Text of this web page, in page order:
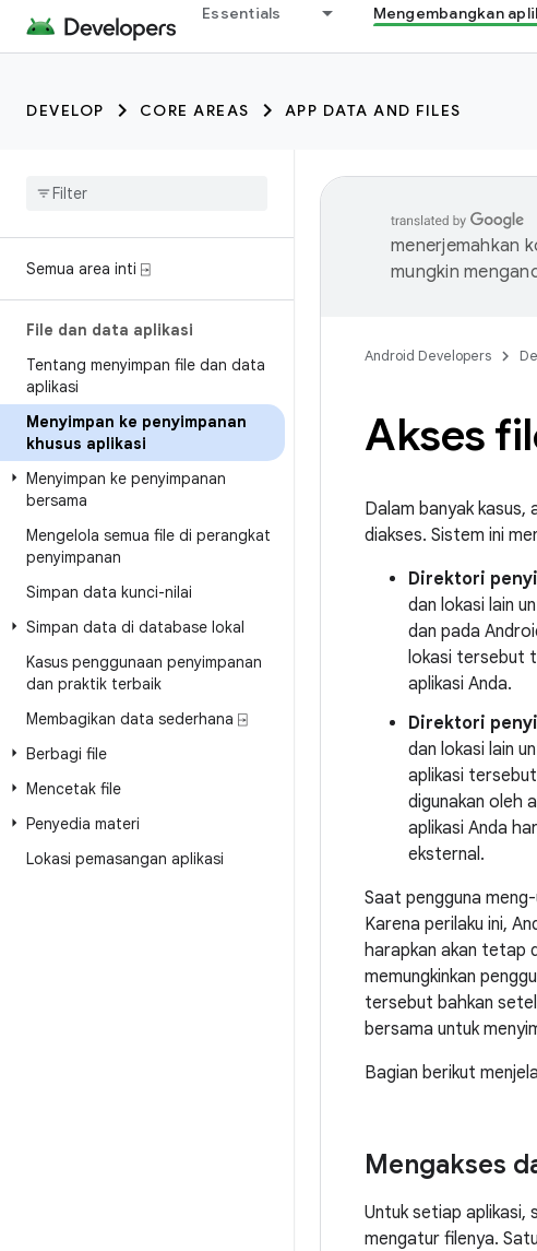
Essentials Mengembangkan
DEVELOP CORE AREAS APP DATA AND FILES
Semua area inti ⍈
File dan data aplikasi
Tentang menyimpan file dan data
aplikasi
Menyimpan ke penyimpanan
khusus aplikasi
Menyimpan ke penyimpanan
bersama
Mengelola semua file di perangkat
penyimpanan
Simpan data kunci-nilai
Simpan data di database lokal
Kasus penggunaan penyimpanan
dan praktik terbaik
Membagikan data sederhana ⍈
Berbagi file
Mencetak file
Penyedia materi
Lokasi pemasangan aplikasi
menerjemahkan
mungkin
Android Developers
Akses
Dalam banyak kasus,
diakses. Sistem ini
Direktori
dan lokasi lain
dan pada
lokasi tersebut
aplikasi Anda.
Direktori
dan lokasi lain
aplikasi
digunakan oleh
aplikasi Anda
eksternal.
Saat pengguna
Karena perilaku ini,
harapkan akan tetap
memungkinkan
tersebut bahkan
bersama untuk
Bagian berikut
Mengakses
Untuk setiap aplikasi,
mengatur filenya.